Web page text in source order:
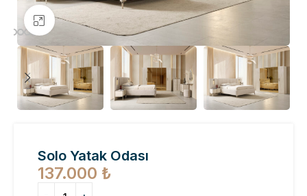
Büyütmek için tıklayın
Solo Yatak Odası
137.000 ₺